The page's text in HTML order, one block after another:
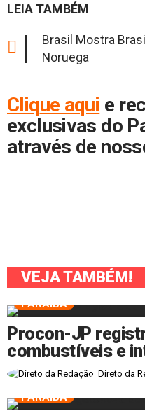
LEIA TAMBÉM
Brasil Mostra
Noruega
Clique aqui e
exclusivas do
através de
VEJA TAMBÉM!
PARAÍBA
Procon-JP
combustíveis e
Direto da
PARAÍBA